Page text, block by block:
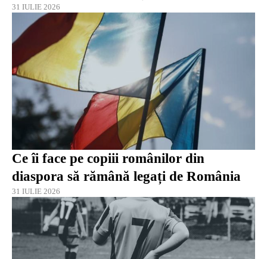
31 IULIE 2026
Ce îi face pe copiii românilor din
diaspora să rămână legați de România
31 IULIE 2026